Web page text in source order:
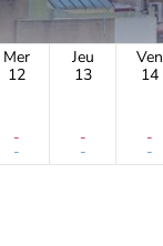
Mer
12
-
-
Jeu
13
-
-
Ven
14
-
-